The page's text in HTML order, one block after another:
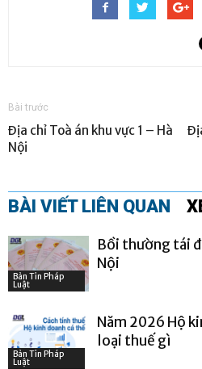
Bài trước
Địa chỉ Toà án khu vực 1 – Hà
Nội
BÀI VIẾT LIÊN QUAN
Bản Tin Pháp
Luật
Bồi thường tái
Nội
Bản Tin Pháp
Luật
Năm 2026 Hộ
loại thuế gì